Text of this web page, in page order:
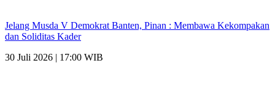
Jelang Musda V Demokrat Banten, Pinan : Membawa Kekompakan
dan Soliditas Kader
30 Juli 2026 | 17:00 WIB